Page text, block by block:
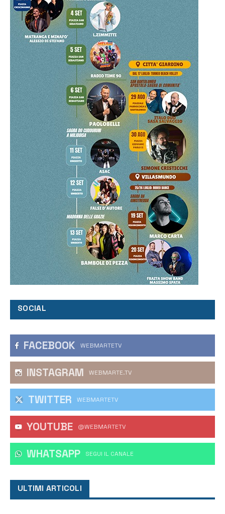
SOCIAL
FACEBOOK WEBMARTETV
INSTAGRAM WEBMARTE.TV
TWITTER WEBMARTETV
YOUTUBE @WEBMARTETV
WHATSAPP ‎SEGUI IL CANALE
ULTIMI ARTICOLI